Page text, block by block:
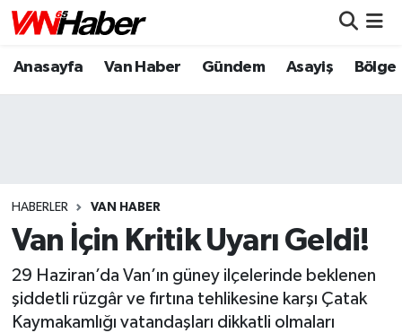
Anasayfa Van Haber Gündem Asayiş Bölge
HABERLER VAN HABER
Van İçin Kritik Uyarı Geldi!
29 Haziran’da Van’ın güney ilçelerinde beklenen
şiddetli rüzgâr ve fırtına tehlikesine karşı Çatak
Kaymakamlığı vatandaşları dikkatli olmaları
Nöbetçi Eczaneler
Puan Durumu ve Fikstür
Tüm Manşetler
Son Dakika Haberleri